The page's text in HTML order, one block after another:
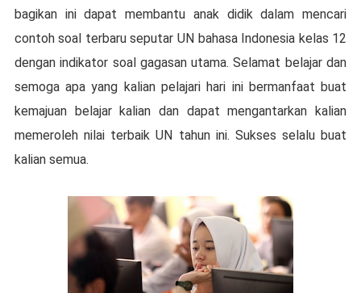
bagikan ini dapat membantu anak didik dalam mencari
contoh soal terbaru seputar UN bahasa Indonesia kelas 12
dengan indikator soal gagasan utama. Selamat belajar dan
semoga apa yang kalian pelajari hari ini bermanfaat buat
kemajuan belajar kalian dan dapat mengantarkan kalian
memeroleh nilai terbaik UN tahun ini. Sukses selalu buat
kalian semua.